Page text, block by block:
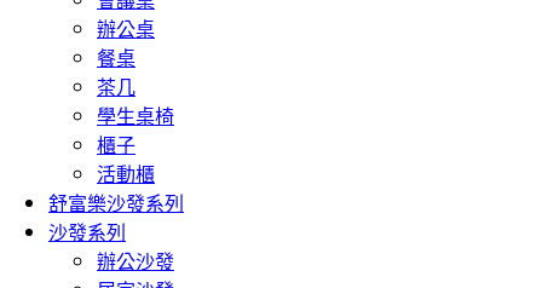
辦公桌
餐桌
茶几
學生桌椅
櫃子
活動櫃
舒富樂沙發系列
沙發系列
辦公沙發